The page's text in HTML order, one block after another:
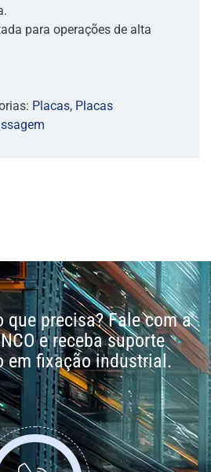
para operações de alta
Placas, Placas
que precisa? Fale com a
e receba suporte
em fixação industrial.